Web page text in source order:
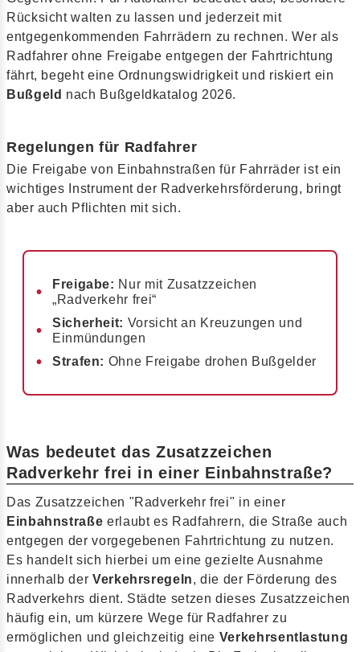
Rücksicht walten zu lassen und jederzeit mit
entgegenkommenden Fahrrädern zu rechnen. Wer als
Radfahrer ohne Freigabe entgegen der Fahrtrichtung
fährt, begeht eine Ordnungswidrigkeit und riskiert ein
Bußgeld nach Bußgeldkatalog 2026.
Regelungen für Radfahrer
Die Freigabe von Einbahnstraßen für Fahrräder ist ein
wichtiges Instrument der Radverkehrsförderung, bringt
aber auch Pflichten mit sich.
Freigabe: Nur mit Zusatzzeichen
„Radverkehr frei“
Sicherheit: Vorsicht an Kreuzungen und
Einmündungen
Strafen: Ohne Freigabe drohen Bußgelder
Was bedeutet das Zusatzzeichen
Radverkehr frei in einer Einbahnstraße?
Das Zusatzzeichen "Radverkehr frei" in einer
Einbahnstraße erlaubt es Radfahrern, die Straße auch
entgegen der vorgegebenen Fahrtrichtung zu nutzen.
Es handelt sich hierbei um eine gezielte Ausnahme
innerhalb der Verkehrsregeln, die der Förderung des
Radverkehrs dient. Städte setzen dieses Zusatzzeichen
häufig ein, um kürzere Wege für Radfahrer zu
ermöglichen und gleichzeitig eine Verkehrsentlastung